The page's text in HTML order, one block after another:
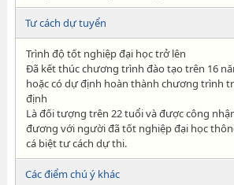
Tư cách dự tuyển
Trình độ tốt nghiệp đại học trở lên
Đã kết thúc chương trình đào tạo trên 16
hoặc có dự định hoàn thành chương trình
định
Là đối tượng trên 22 tuổi và được công
đương với người đã tốt nghiệp đại học
cá biệt tư cách dự thi.
Các điểm chú ý khác